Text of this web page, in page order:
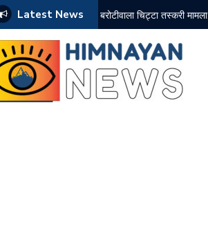
Latest News 10 अगस्त को सोलन के कई